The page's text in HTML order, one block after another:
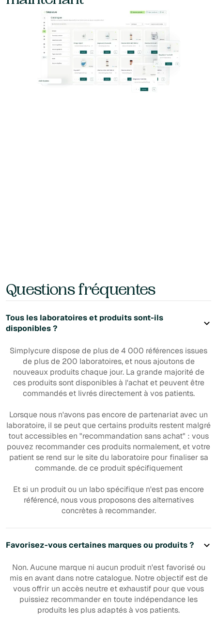
Questions fréquentes
Tous les laboratoires et produits sont-ils
disponibles ?
Simplycure dispose de plus de 4 000 références issues
de plus de 200 laboratoires, et nous ajoutons de
nouveaux produits chaque jour. La grande majorité de
ces produits sont disponibles à l'achat et peuvent être
commandés et livrés directement à vos patients.
Lorsque nous n'avons pas encore de partenariat avec un
laboratoire, il se peut que certains produits restent malgré
tout accessibles en "recommandation sans achat" : vous
pouvez recommander ces produits normalement, et votre
patient se rend sur le site du laboratoire pour finaliser sa
commande. de ce produit spécifiquement
Et si un produit ou un labo spécifique n'est pas encore
référencé, nous vous proposons des alternatives
concrètes à recommander.
Favorisez-vous certaines marques ou produits ?
Non. Aucune marque ni aucun produit n'est favorisé ou
mis en avant dans notre catalogue. Notre objectif est de
vous offrir un accès neutre et exhaustif pour que vous
puissiez recommander en toute indépendance les
produits les plus adaptés à vos patients.